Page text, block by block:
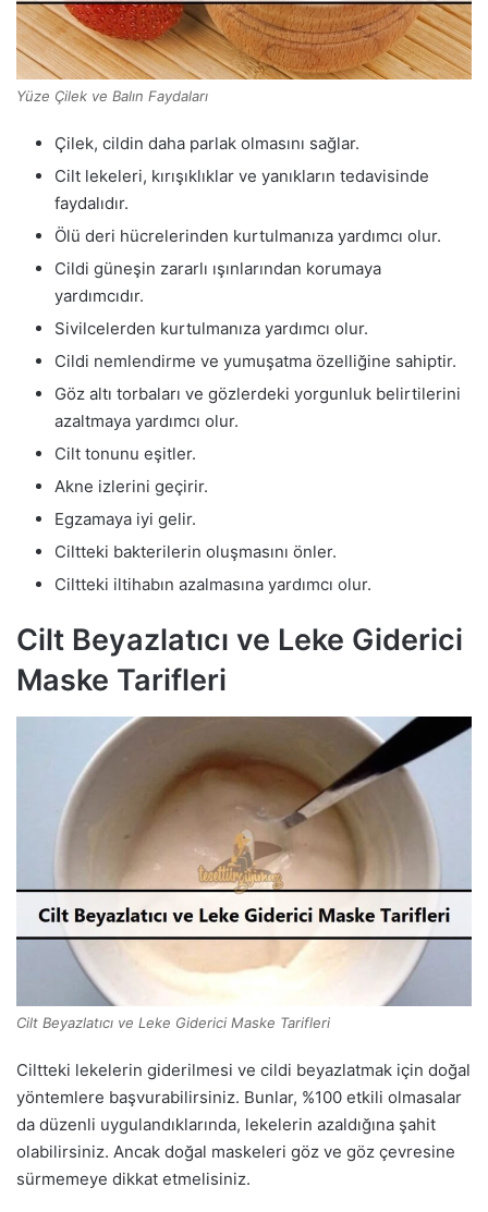
Yüze Çilek ve Balın Faydaları
Çilek, cildin daha parlak olmasını sağlar.
Cilt lekeleri, kırışıklıklar ve yanıkların tedavisinde
faydalıdır.
Ölü deri hücrelerinden kurtulmanıza yardımcı olur.
Cildi güneşin zararlı ışınlarından korumaya
yardımcıdır.
Sivilcelerden kurtulmanıza yardımcı olur.
Cildi nemlendirme ve yumuşatma özelliğine sahiptir.
Göz altı torbaları ve gözlerdeki yorgunluk belirtilerini
azaltmaya yardımcı olur.
Cilt tonunu eşitler.
Akne izlerini geçirir.
Egzamaya iyi gelir.
Ciltteki bakterilerin oluşmasını önler.
Ciltteki iltihabın azalmasına yardımcı olur.
Cilt Beyazlatıcı ve Leke Giderici
Maske Tarifleri
Cilt Beyazlatıcı ve Leke Giderici Maske Tarifleri
Ciltteki lekelerin giderilmesi ve cildi beyazlatmak için doğal
yöntemlere başvurabilirsiniz. Bunlar, %100 etkili olmasalar
da düzenli uygulandıklarında, lekelerin azaldığına şahit
olabilirsiniz. Ancak doğal maskeleri göz ve göz çevresine
sürmemeye dikkat etmelisiniz.